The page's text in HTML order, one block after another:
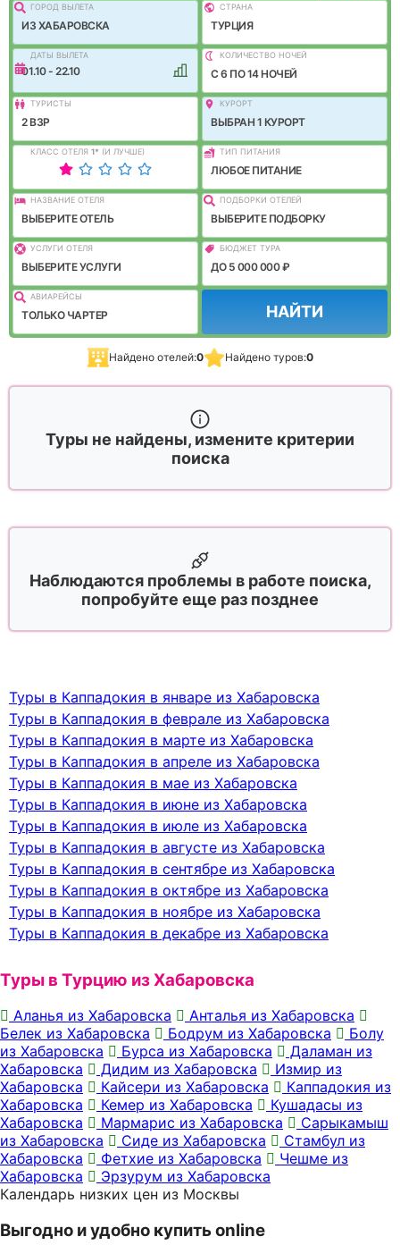
ГОРОД ВЫЛEТА
ИЗ ХАБАРОВСКА
СТРАНА
ТУРЦИЯ
ДАТЫ ВЫЛЕТА
01.10 - 22.10
КОЛИЧЕСТВО НОЧЕЙ
C 6 ПО 14 НОЧЕЙ
ТУРИСТЫ
2 ВЗР
КУРОРТ
ВЫБРАН 1 КУРОРТ
КЛАСС ОТЕЛЯ 1* (И ЛУЧШЕ) ТИП ПИТАНИЯ
ЛЮБОЕ ПИТАНИЕ
НАЗВАНИЕ ОТЕЛЯ
ВЫБЕРИТЕ ОТЕЛЬ
ПОДБОРКИ ОТЕЛЕЙ
ВЫБЕРИТЕ ПОДБОРКУ
УСЛУГИ ОТЕЛЯ
ВЫБЕРИТЕ УСЛУГИ
БЮДЖЕТ ТУРА
ДО 5 000 000 ₽
АВИАРЕЙСЫ
ТОЛЬКО ЧАРТЕР НАЙТИ
Найдено отелей:0 Найдено туров:0
Туры не найдены, измените критерии
поиска
Наблюдаются проблемы в работе поиска,
попробуйте еще раз позднее
Туры в Каппадокия в январе из Хабаровска
Туры в Каппадокия в феврале из Хабаровска
Туры в Каппадокия в марте из Хабаровска
Туры в Каппадокия в апреле из Хабаровска
Туры в Каппадокия в мае из Хабаровска
Туры в Каппадокия в июне из Хабаровска
Туры в Каппадокия в июле из Хабаровска
Туры в Каппадокия в августе из Хабаровска
Туры в Каппадокия в сентябре из Хабаровска
Туры в Каппадокия в октябре из Хабаровска
Туры в Каппадокия в ноябре из Хабаровска
Туры в Каппадокия в декабре из Хабаровска
Туры в Турцию из Хабаровска
Аланья из Хабаровска
Анталья из Хабаровска
Белек из Хабаровска
Бодрум из Хабаровска
Болу
из Хабаровска
Бурса из Хабаровска
Даламан из
Хабаровска
Дидим из Хабаровска
Измир из
Хабаровска
Кайсери из Хабаровска
Каппадокия из
Хабаровска
Кемер из Хабаровска
Кушадасы из
Хабаровска
Мармарис из Хабаровска
Сарыкамыш
из Хабаровска
Сиде из Хабаровска
Стамбул из
Хабаровска
Фетхие из Хабаровска
Чешме из
Хабаровска
Эрзурум из Хабаровска
Календарь низких цен из Москвы
Выгодно и удобно купить online